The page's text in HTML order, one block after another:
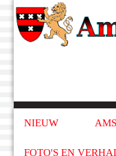
NIEUW
FOTO'S EN